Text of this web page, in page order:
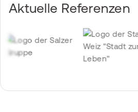
Aktuelle Referenzen